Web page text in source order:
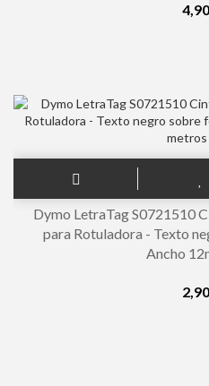
Dymo LetraTag S0721510
para Rotuladora - Texto
Ancho